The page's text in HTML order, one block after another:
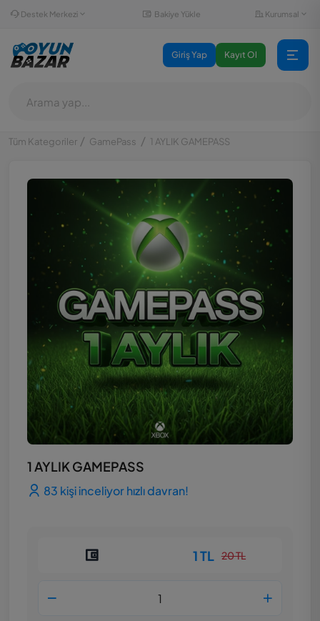
Destek Merkezi Bakiye Yükle Kurumsal
Giriş Yap Kayıt Ol
Tüm Kategoriler GamePass 1 AYLIK GAMEPASS
1 AYLIK GAMEPASS
83 kişi inceliyor hızlı davran!
1 TL 20 TL